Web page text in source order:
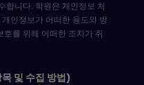
합니다. 학원은 개인정보 처
인정보가 어떠한 용도와 방
를 위해 어떠한 조치가 취
및 수집 방법)